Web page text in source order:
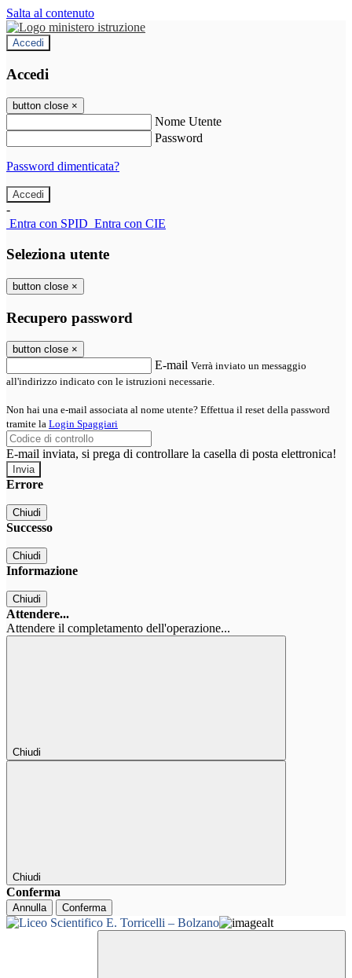
Salta al contenuto
Accedi
Accedi
button close ×
Nome Utente
Password
Password dimenticata?
-
Entra con SPID Entra con CIE
Seleziona utente
button close ×
Recupero password
button close ×
E-mail Verrà inviato un messaggio
all'indirizzo indicato con le istruzioni necessarie.
Non hai una e-mail associata al nome utente? Effettua il reset della password
tramite la Login Spaggiari
E-mail inviata, si prega di controllare la casella di posta elettronica!
Errore
Chiudi
Successo
Chiudi
Informazione
Chiudi
Attendere...
Attendere il completamento dell'operazione...
Chiudi
Chiudi
Conferma
Annulla Conferma